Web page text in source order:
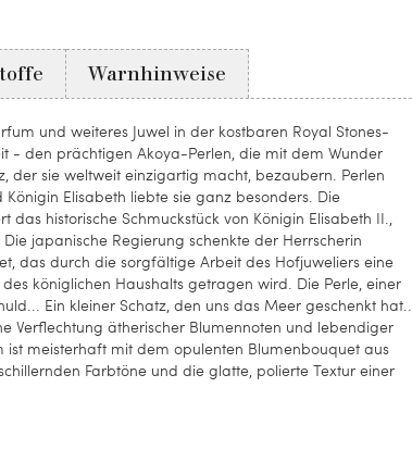
und weiteres Juwel in der kostbaren Royal Stones-
- den prächtigen Akoya-Perlen, die mit dem Wunder
der sie weltweit einzigartig macht, bezaubern. Perlen
Elisabeth liebte sie ganz besonders. Die
historische Schmuckstück von Königin Elisabeth II.,
japanische Regierung schenkte der Herrscherin
das durch die sorgfältige Arbeit des Hofjuweliers eine
königlichen Haushalts getragen wird. Die Perle, einer
Ein kleiner Schatz, den uns das Meer geschenkt
Verflechtung ätherischer Blumennoten und lebendiger
meisterhaft mit dem opulenten Blumenbouquet aus
Farbtöne und die glatte, polierte Textur einer
Warnhinweise